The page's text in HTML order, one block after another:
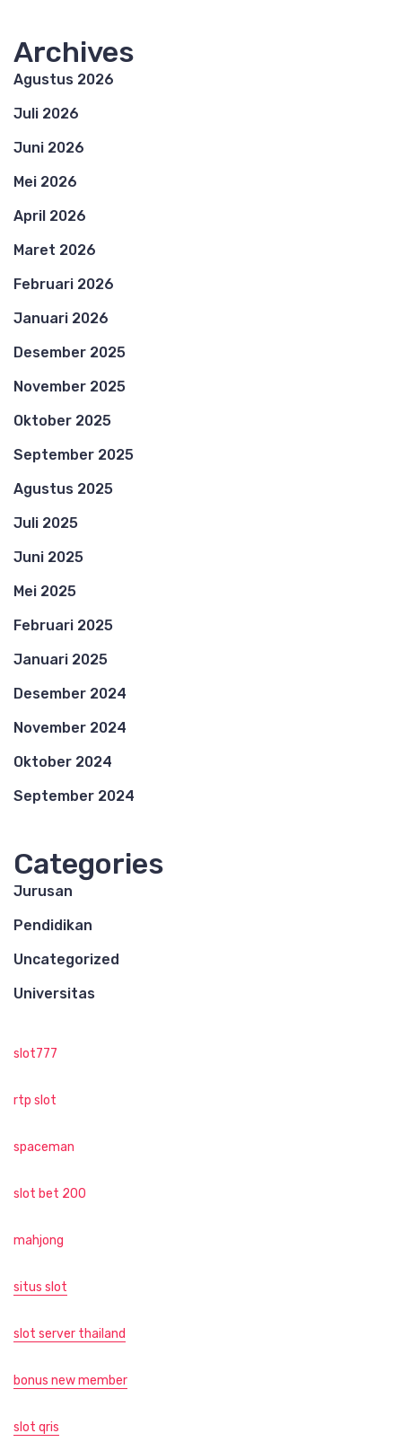
Archives
Agustus 2026
Juli 2026
Juni 2026
Mei 2026
April 2026
Maret 2026
Februari 2026
Januari 2026
Desember 2025
November 2025
Oktober 2025
September 2025
Agustus 2025
Juli 2025
Juni 2025
Mei 2025
Februari 2025
Januari 2025
Desember 2024
November 2024
Oktober 2024
September 2024
Categories
Jurusan
Pendidikan
Uncategorized
Universitas
slot777
rtp slot
spaceman
slot bet 200
mahjong
situs slot
slot server thailand
bonus new member
slot qris